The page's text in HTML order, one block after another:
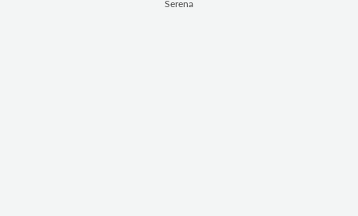
Serena